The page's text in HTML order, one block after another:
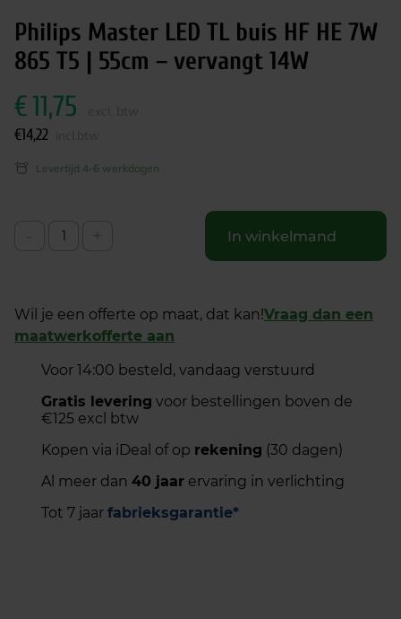
Philips Master LED TL buis HF HE 7W
865 T5 | 55cm – vervangt 14W
€11,75
€14,22
Levertijd 4-6 werkdagen
In winkelmand
Wil je een offerte op maat, dat kan!Vraag dan een
maatwerkofferte aan
Voor 14:00 besteld, vandaag verstuurd
Gratis levering voor bestellingen boven de
€125 excl btw
Kopen via iDeal of op rekening (30 dagen)
Al meer dan 40 jaar ervaring in verlichting
Tot 7 jaar fabrieksgarantie*